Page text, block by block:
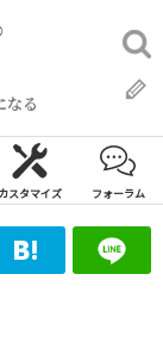
なる
検
索:
カスタマイズ フォーラム